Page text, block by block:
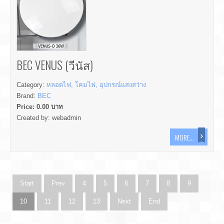
BEC VENUS (วีนัส)
Category: หลอดไฟ, โคมไฟ, อุปกรณ์แสงสว่าง
Brand: BEC
Price: 0.00 บาท
Created by: webadmin
MORE...
Start Prev 4 5 6 7 8 9
10 11 12 13 Next End